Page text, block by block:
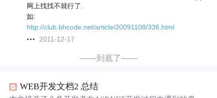
网上找找不就行了.
如:
http://club.bhcode.net/article/20091108/336.html
2011-12-17
——到底了——
WEB开发文档2 总结